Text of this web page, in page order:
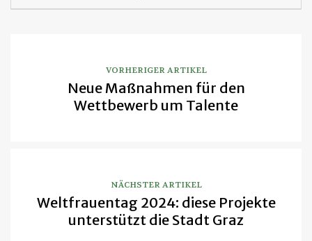
VORHERIGER ARTIKEL
Neue Maßnahmen für den
Wettbewerb um Talente
NÄCHSTER ARTIKEL
Weltfrauentag 2024: diese Projekte
unterstützt die Stadt Graz